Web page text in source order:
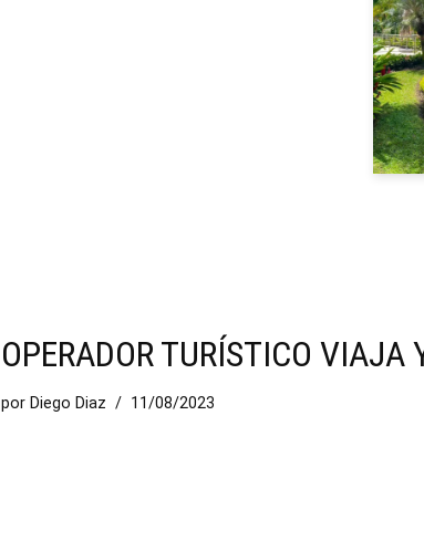
OPERADOR TURÍSTICO VIAJA
por Diego Diaz 11/08/2023